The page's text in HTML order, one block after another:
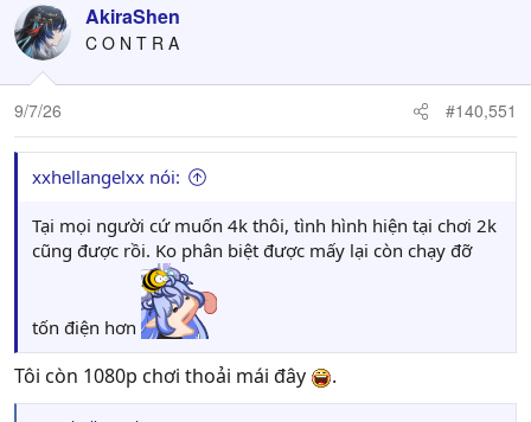
c
t
i
o
n
:
AkiraShen
C O N T R A
9/7/26 #140,551
xxhellangelxx nói:
Tại mọi người cứ muốn 4k thôi, tình hình hiện tại chơi 2k
cũng được rồi. Ko phân biệt được mấy lại còn chạy đỡ
tốn điện hơn
Tôi còn 1080p chơi thoải mái đây .